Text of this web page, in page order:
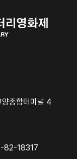
종합터미널 4
82-18317